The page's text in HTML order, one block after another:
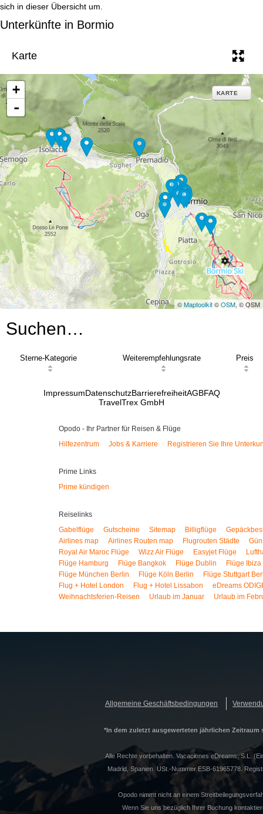
t
sich in dieser Übersicht um.
Unterkünfte in Bormio
Karte
+
-
KARTE
©Maptoolkit©OSM, © OSM
Suchen…
Sterne-Kategorie Weiterempfehlungsrate Preis
ImpressumDatenschutzBarrierefreiheitAGBFAQ
TravelTrex GmbH